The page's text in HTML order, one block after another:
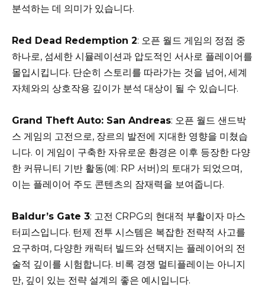
분석하는 데 의미가 있습니다.
Red Dead Redemption 2: 오픈 월드 게임의 정점 중
하나로, 섬세한 시뮬레이션과 압도적인 서사로 플레이어를
몰입시킵니다. 단순히 스토리를 따라가는 것을 넘어, 세계
자체와의 상호작용 깊이가 분석 대상이 될 수 있습니다.
Grand Theft Auto: San Andreas: 오픈 월드 샌드박
스 게임의 고전으로, 장르의 발전에 지대한 영향을 미쳤습
니다. 이 게임이 구축한 자유로운 환경은 이후 등장한 다양
한 커뮤니티 기반 활동(예: RP 서버)의 토대가 되었으며,
이는 플레이어 주도 콘텐츠의 잠재력을 보여줍니다.
Baldur’s Gate 3: 고전 CRPG의 현대적 부활이자 마스
터피스입니다. 턴제 전투 시스템은 복잡한 전략적 사고를
요구하며, 다양한 캐릭터 빌드와 선택지는 플레이어의 전
술적 깊이를 시험합니다. 비록 경쟁 멀티플레이는 아니지
만, 깊이 있는 전략 설계의 좋은 예시입니다.